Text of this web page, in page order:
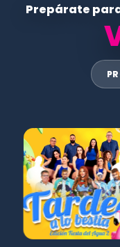
Prepárate